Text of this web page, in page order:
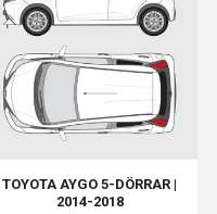
TOYOTA AYGO 5-DÖRRAR |
2014-2018